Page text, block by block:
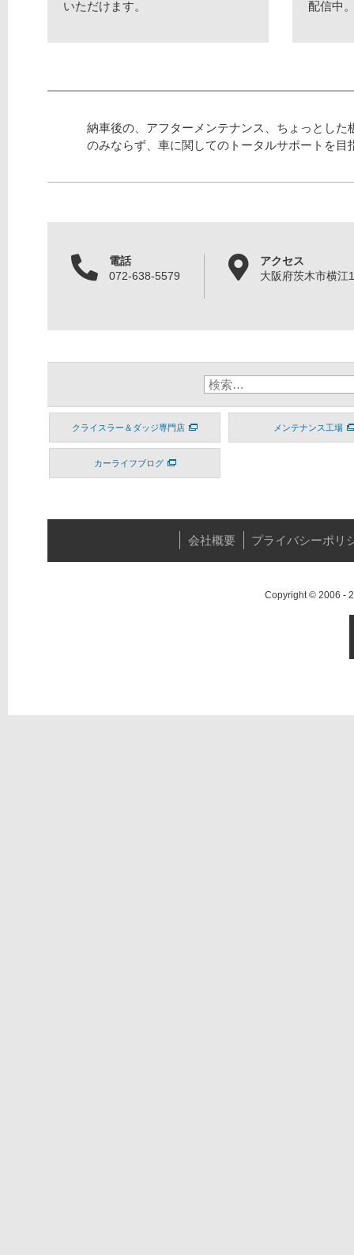
いただけます。 配信中
納車後の、アフターメンテナンス、ちょっとした
のみならず、車に関してのトータルサポートを目
電話
072-638-5579
アクセス
大阪府茨木市横江
クライスラー＆ダッジ専門店 メンテナンス工場
カーライフブログ
会社概要 プライバシーポリ
Copyright © 2006 -